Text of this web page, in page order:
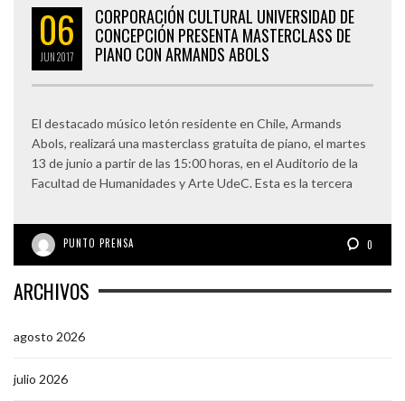
06
JUN2017
CORPORACIÓN CULTURAL UNIVERSIDAD DE
CONCEPCIÓN PRESENTA MASTERCLASS DE
PIANO CON ARMANDS ABOLS
El destacado músico letón residente en Chile, Armands
Abols, realizará una masterclass gratuita de piano, el martes
13 de junio a partir de las 15:00 horas, en el Auditorio de la
Facultad de Humanidades y Arte UdeC. Esta es la tercera
PUNTO PRENSA 0
ARCHIVOS
agosto 2026
julio 2026